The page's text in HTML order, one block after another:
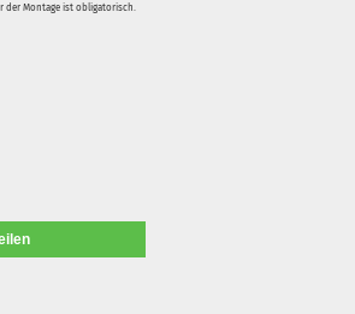
der Montage ist obligatorisch.